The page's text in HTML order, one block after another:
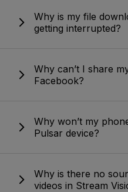
Why is my file
getting interrupted?
Why can’t I share
Facebook?
Why won’t my
Pulsar device?
Why is there no
videos in Stream